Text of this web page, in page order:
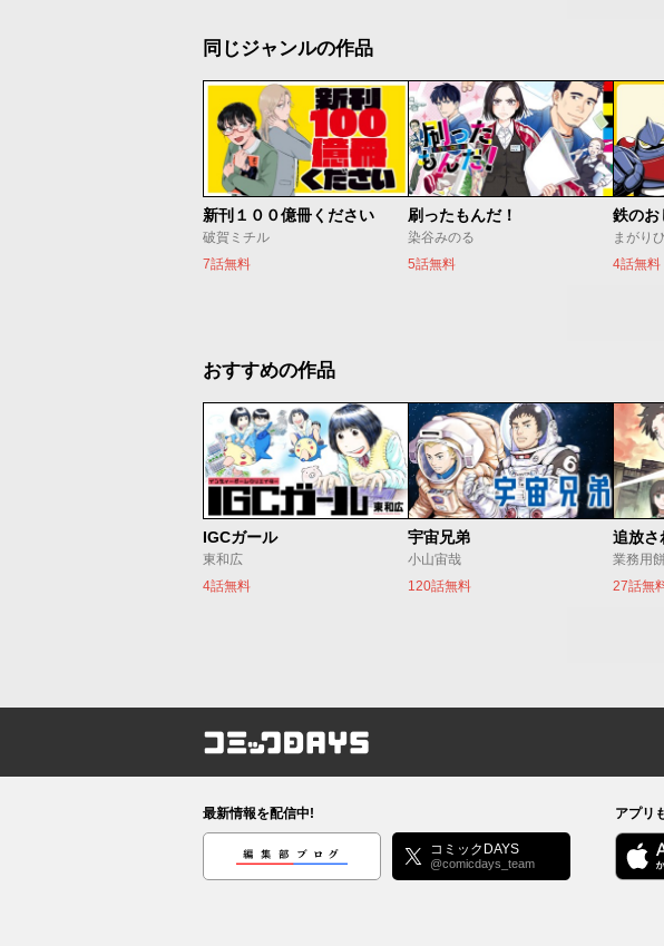
同じジャンルの作品
新刊１００億冊ください
破賀ミチル
7話無料
刷ったもんだ！
染谷みのる
5話無料
鉄のお
まがり
4話無料
おすすめの作品
IGCガール
東和広
4話無料
宇宙兄弟
小山宙哉
120話無料
業務用
27話無
コミックDAYS
最新情報を配信中!
編集部ブログ コミックDAYS
@comicdays_team
アプリ